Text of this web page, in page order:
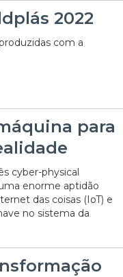
2022
com a
para
cyber-physical
enorme aptidão
das coisas (IoT) e
no sistema da
20/07/